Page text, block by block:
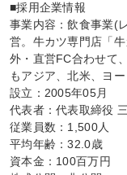
■採用企業情報
事業内容：飲食事業(
営。牛カツ専門店「
外・直営FC合わせて
もアジア、北米、ヨ
設立：2005年05月
代表者：代表取締役
従業員数：1,500人
平均年齢：32.0歳
資本金：100百万円